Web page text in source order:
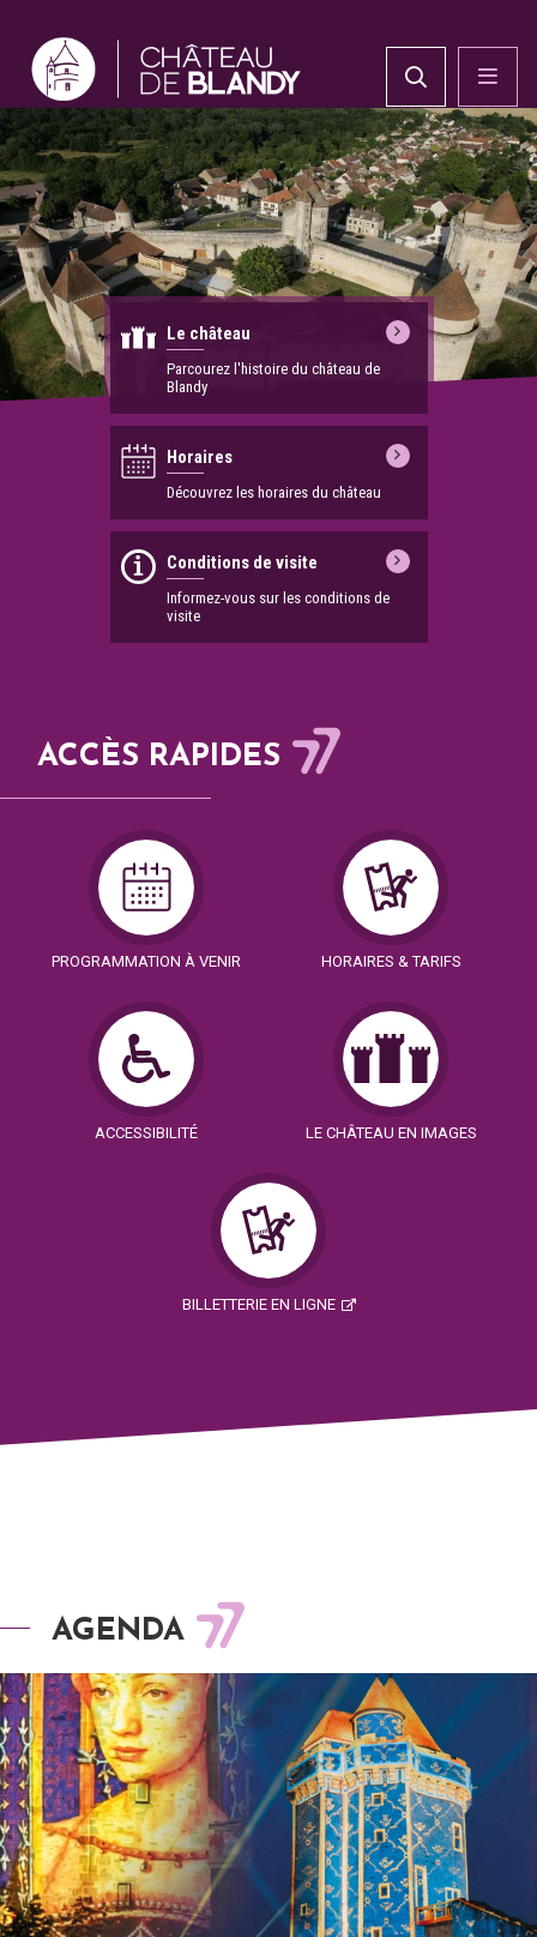
Le château
Parcourez l'histoire du château de
Blandy
Horaires
Découvrez les horaires du château
Conditions de visite
Informez-vous sur les conditions de
visite
ACCÈS RAPIDES
PROGRAMMATION À VENIR HORAIRES & TARIFS
ACCESSIBILITÉ LE CHÂTEAU EN IMAGES
BILLETTERIE EN LIGNE
AGENDA